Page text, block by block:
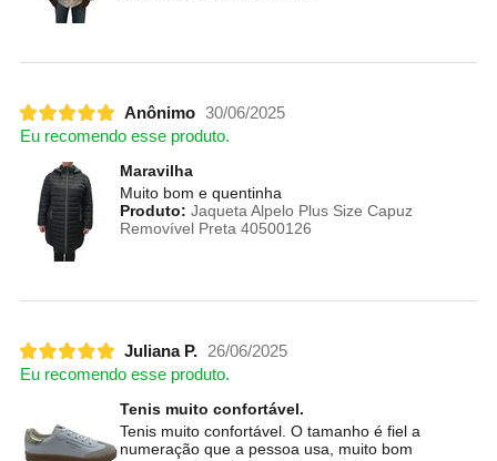
Anônimo 30/06/2025
Eu recomendo esse produto.
Maravilha
Muito bom e quentinha
Produto: Jaqueta Alpelo Plus Size Capuz
Removível Preta 40500126
Juliana P.
26/06/2025
Eu recomendo esse produto.
Tenis muito confortável.
Tenis muito confortável. O tamanho é fiel a
numeração que a pessoa usa, muito bom